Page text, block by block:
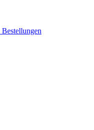
Bestellungen